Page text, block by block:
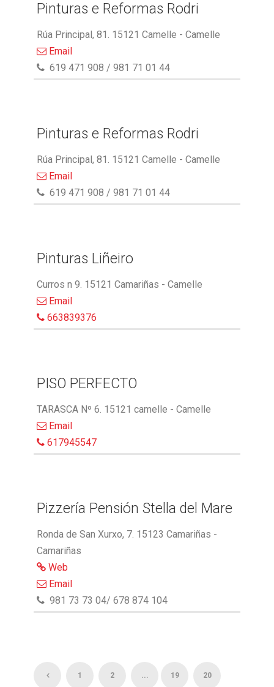
Pinturas e Reformas Rodri
Rúa Principal, 81. 15121 Camelle - Camelle
Email
619 471 908 / 981 71 01 44
Pinturas e Reformas Rodri
Rúa Principal, 81. 15121 Camelle - Camelle
Email
619 471 908 / 981 71 01 44
Pinturas Liñeiro
Curros n 9. 15121 Camariñas - Camelle
Email
663839376
PISO PERFECTO
TARASCA Nº 6. 15121 camelle - Camelle
Email
617945547
Pizzería Pensión Stella del Mare
Ronda de San Xurxo, 7. 15123 Camariñas -
Camariñas
Web
Email
981 73 73 04/ 678 874 104
1 2 ... 19 20